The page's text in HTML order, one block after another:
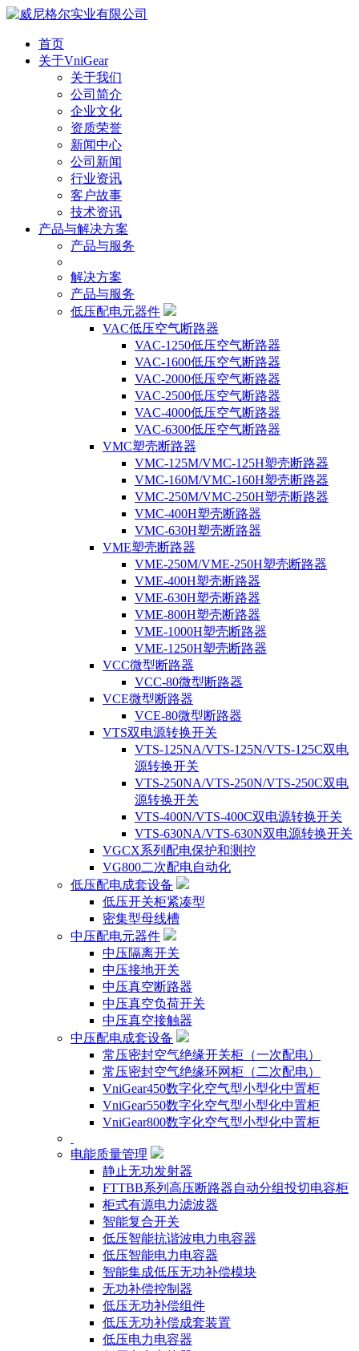
首页
关于VniGear
关于我们
公司简介
企业文化
资质荣誉
新闻中心
公司新闻
行业资讯
客户故事
技术资讯
产品与解决方案
产品与服务
解决方案
产品与服务
低压配电元器件
VAC低压空气断路器
VAC-1250低压空气断路器
VAC-1600低压空气断路器
VAC-2000低压空气断路器
VAC-2500低压空气断路器
VAC-4000低压空气断路器
VAC-6300低压空气断路器
VMC塑壳断路器
VMC-125M/VMC-125H塑壳断路器
VMC-160M/VMC-160H塑壳断路器
VMC-250M/VMC-250H塑壳断路器
VMC-400H塑壳断路器
VMC-630H塑壳断路器
VME塑壳断路器
VME-250M/VME-250H塑壳断路器
VME-400H塑壳断路器
VME-630H塑壳断路器
VME-800H塑壳断路器
VME-1000H塑壳断路器
VME-1250H塑壳断路器
VCC微型断路器
VCC-80微型断路器
VCE微型断路器
VCE-80微型断路器
VTS双电源转换开关
VTS-125NA/VTS-125N/VTS-125C双电
源转换开关
VTS-250NA/VTS-250N/VTS-250C双电
源转换开关
VTS-400N/VTS-400C双电源转换开关
VTS-630NA/VTS-630N双电源转换开关
VGCX系列配电保护和测控
VG800二次配电自动化
低压配电成套设备
低压开关柜紧凑型
密集型母线槽
中压配电元器件
中压隔离开关
中压接地开关
中压真空断路器
中压真空负荷开关
中压真空接触器
中压配电成套设备
常压密封空气绝缘开关柜（一次配电）
常压密封空气绝缘环网柜（二次配电）
VniGear450数字化空气型小型化中置柜
VniGear550数字化空气型小型化中置柜
VniGear800数字化空气型小型化中置柜
电能质量管理
静止无功发射器
FTTBB系列高压断路器自动分组投切电容柜
柜式有源电力滤波器
智能复合开关
低压智能抗谐波电力电容器
低压智能电力电容器
智能集成低压无功补偿模块
无功补偿控制器
低压无功补偿组件
低压无功补偿成套装置
低压电力电容器